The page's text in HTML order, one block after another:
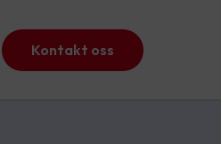
Kontakt oss